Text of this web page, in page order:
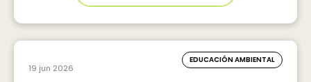
19 jun 2026
EDUCACIÓN AMBIENTAL